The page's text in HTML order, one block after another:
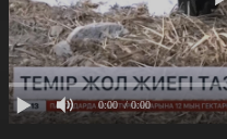
0:00 / 0:00